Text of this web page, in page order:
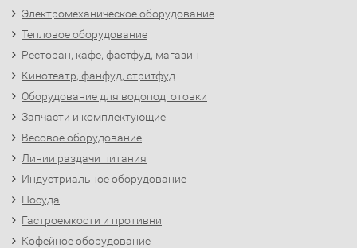
Электромеханическое оборудование
Тепловое оборудование
Ресторан, кафе, фастфуд, магазин
Кинотеатр, фанфуд, стритфуд
Оборудование для водоподготовки
Запчасти и комплектующие
Весовое оборудование
Линии раздачи питания
Индустриальное оборудование
Посуда
Гастроемкости и противни
Кофейное оборудование